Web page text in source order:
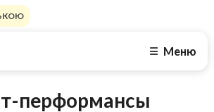
☰ Меню
перформансы